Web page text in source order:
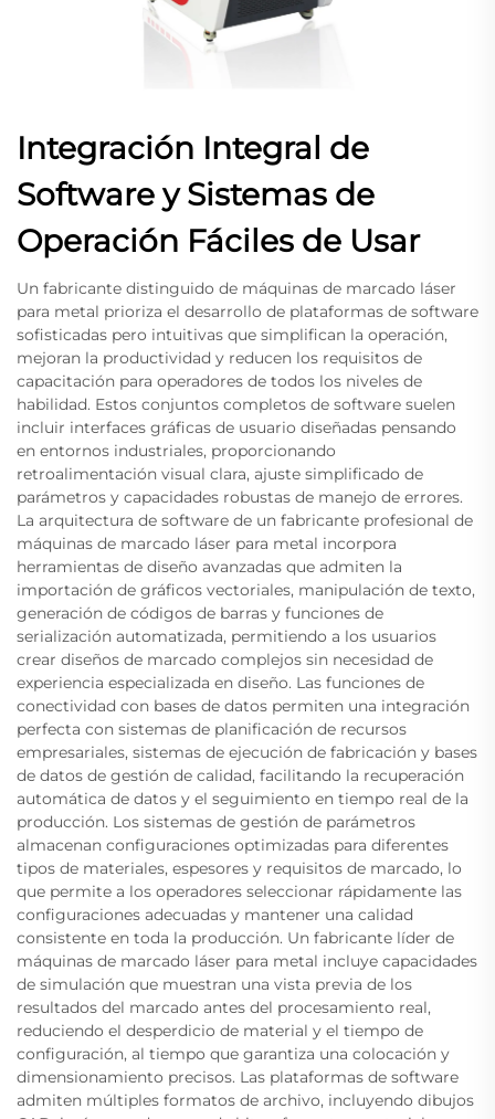
Integración Integral de
Software y Sistemas de
Operación Fáciles de Usar
Un fabricante distinguido de máquinas de marcado láser
para metal prioriza el desarrollo de plataformas de software
sofisticadas pero intuitivas que simplifican la operación,
mejoran la productividad y reducen los requisitos de
capacitación para operadores de todos los niveles de
habilidad. Estos conjuntos completos de software suelen
incluir interfaces gráficas de usuario diseñadas pensando
en entornos industriales, proporcionando
retroalimentación visual clara, ajuste simplificado de
parámetros y capacidades robustas de manejo de errores.
La arquitectura de software de un fabricante profesional de
máquinas de marcado láser para metal incorpora
herramientas de diseño avanzadas que admiten la
importación de gráficos vectoriales, manipulación de texto,
generación de códigos de barras y funciones de
serialización automatizada, permitiendo a los usuarios
crear diseños de marcado complejos sin necesidad de
experiencia especializada en diseño. Las funciones de
conectividad con bases de datos permiten una integración
perfecta con sistemas de planificación de recursos
empresariales, sistemas de ejecución de fabricación y bases
de datos de gestión de calidad, facilitando la recuperación
automática de datos y el seguimiento en tiempo real de la
producción. Los sistemas de gestión de parámetros
almacenan configuraciones optimizadas para diferentes
tipos de materiales, espesores y requisitos de marcado, lo
que permite a los operadores seleccionar rápidamente las
configuraciones adecuadas y mantener una calidad
consistente en toda la producción. Un fabricante líder de
máquinas de marcado láser para metal incluye capacidades
de simulación que muestran una vista previa de los
resultados del marcado antes del procesamiento real,
reduciendo el desperdicio de material y el tiempo de
configuración, al tiempo que garantiza una colocación y
dimensionamiento precisos. Las plataformas de software
admiten múltiples formatos de archivo, incluyendo dibujos